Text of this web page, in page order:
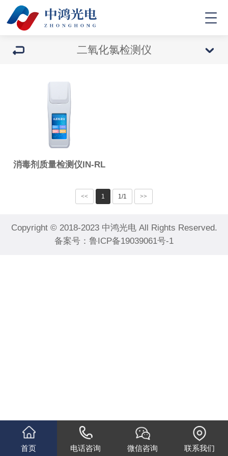
二氧化氯检测仪
消毒剂质量检测仪IN-RL
<< 1 1/1 >>
Copyright © 2018-2023 中鸿光电 All Rights Reserved.
备案号： 鲁ICP备19039061号-1
首页 电话咨询 微信咨询 联系我们